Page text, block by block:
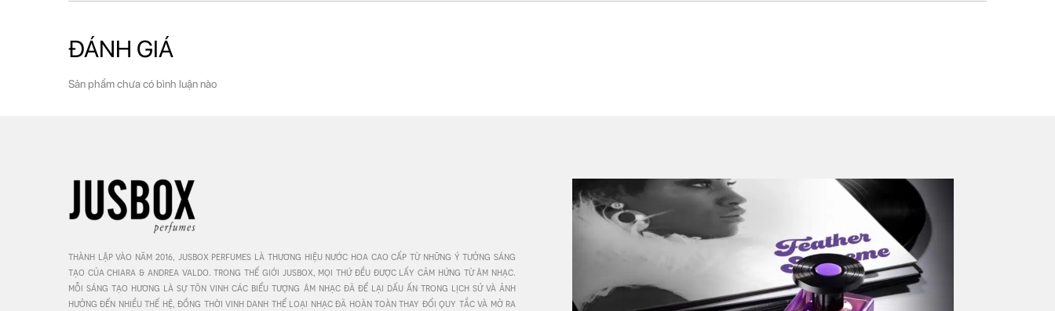
ĐÁNH GIÁ
Sản phẩm chưa có bình luận nào
thành lập vào năm 2016, jusbox perfumes là thương hiệu nước hoa cao cấp từ những ý tưởng sáng
tạo của chiara & andrea valdo. trong thế giới jusbox, mọi thứ đều được lấy cảm hứng từ âm nhạc.
mỗi sáng tạo hương là sự tôn vinh các biểu tượng âm nhạc đã để lại dấu ấn trong lịch sử và ảnh
hưởng đến nhiều thế hệ, đồng thời vinh danh thể loại nhạc đã hoàn toàn thay đổi quy tắc và mở ra